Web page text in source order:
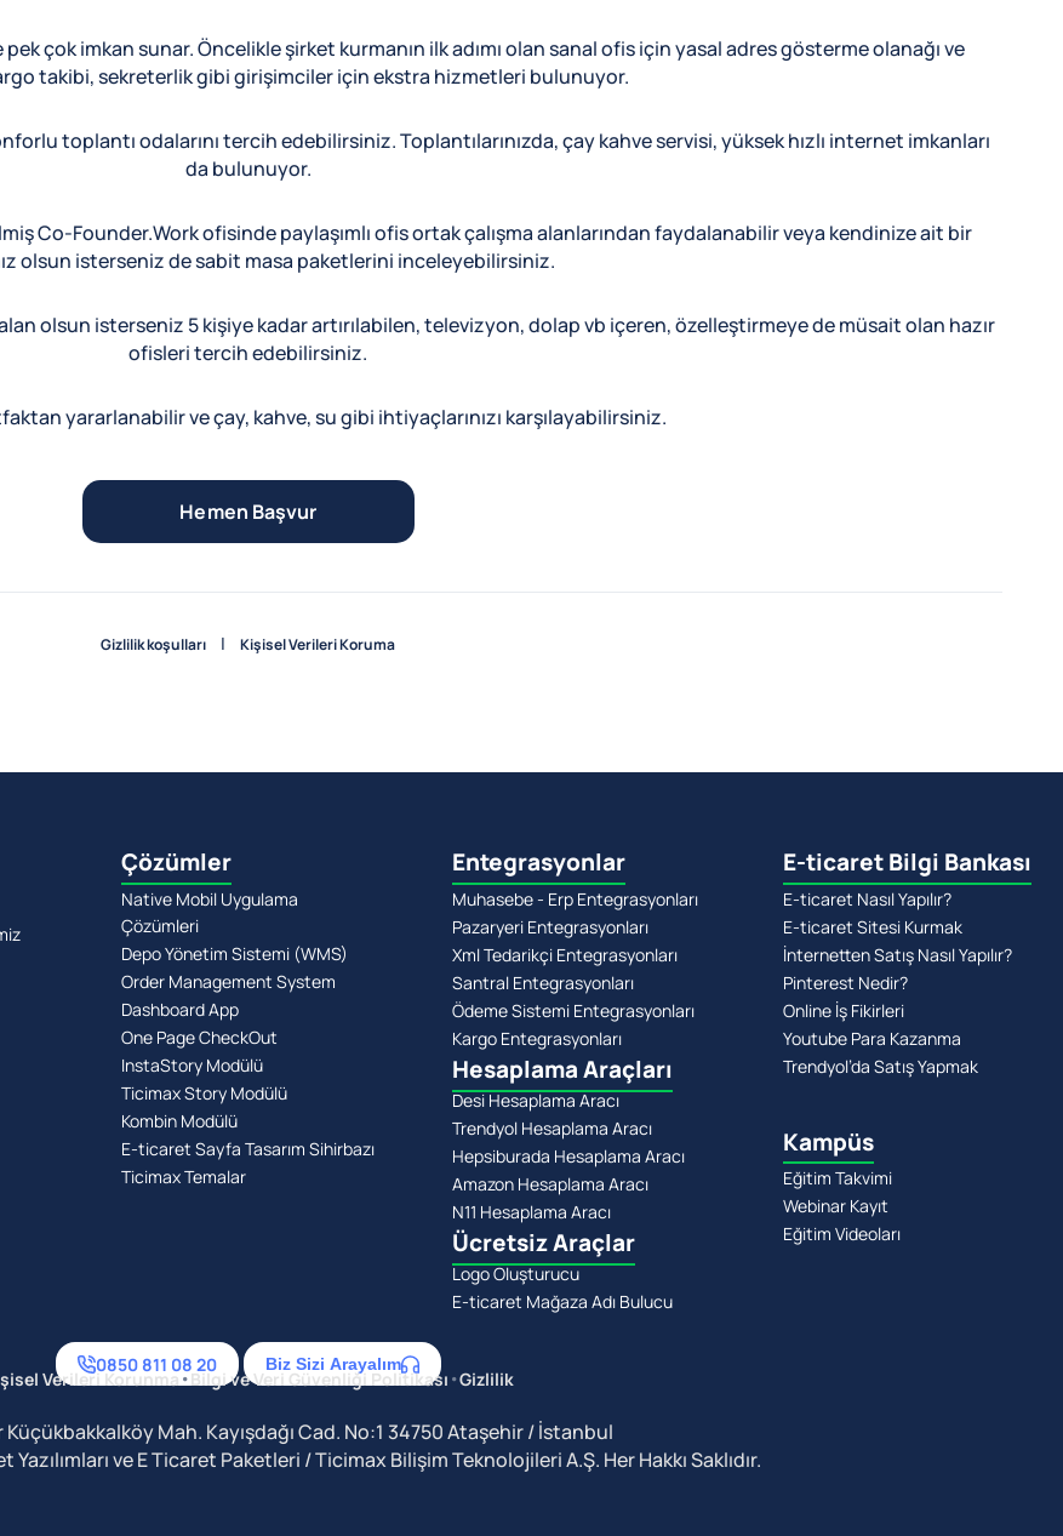
çok imkan sunar. Öncelikle şirket kurmanın ilk adımı olan sanal ofis için yasal adres gösterme olanağı ve
takibi, sekreterlik gibi girişimciler için ekstra hizmetleri bulunuyor.
toplantı odalarını tercih edebilirsiniz. Toplantılarınızda, çay kahve servisi, yüksek hızlı internet imkanları
da bulunuyor.
Co-Founder.Work ofisinde paylaşımlı ofis ortak çalışma alanlarından faydalanabilir veya kendinize ait bir
olsun isterseniz de sabit masa paketlerini inceleyebilirsiniz.
olsun isterseniz 5 kişiye kadar artırılabilen, televizyon, dolap vb içeren, özelleştirmeye de müsait olan hazır
ofisleri tercih edebilirsiniz.
yararlanabilir ve çay, kahve, su gibi ihtiyaçlarınızı karşılayabilirsiniz.
Hemen Başvur
Gizlilik koşulları |Kişisel Verileri Koruma
Çözümler
Native Mobil Uygulama
Çözümleri
Depo Yönetim Sistemi (WMS)
Order Management System
Dashboard App
One Page CheckOut
InstaStory Modülü
Ticimax Story Modülü
Kombin Modülü
E-ticaret Sayfa Tasarım Sihirbazı
Ticimax Temalar
Entegrasyonlar
Muhasebe - Erp Entegrasyonları
Pazaryeri Entegrasyonları
Xml Tedarikçi Entegrasyonları
Santral Entegrasyonları
Ödeme Sistemi Entegrasyonları
Kargo Entegrasyonları
Hesaplama Araçları
Desi Hesaplama Aracı
Trendyol Hesaplama Aracı
Hepsiburada Hesaplama Aracı
Amazon Hesaplama Aracı
N11 Hesaplama Aracı
Ücretsiz Araçlar
Logo Oluşturucu
E-ticaret Mağaza Adı Bulucu
E-ticaret Bilgi Bankası
E-ticaret Nasıl Yapılır?
E-ticaret Sitesi Kurmak
İnternetten Satış Nasıl Yapılır?
Pinterest Nedir?
Online İş Fikirleri
Youtube Para Kazanma
Trendyol’da Satış Yapmak
Kampüs
Eğitim Takvimi
Webinar Kayıt
Eğitim Videoları
0850 811 08 20 Biz Sizi Arayalım
Verileri Korunma•Bilgi ve Veri Güvenliği Politikası •Gizlilik
Mah. Kayışdağı Cad. No:1 34750 Ataşehir / İstanbul
ve E Ticaret Paketleri / Ticimax Bilişim Teknolojileri A.Ş. Her Hakkı Saklıdır.